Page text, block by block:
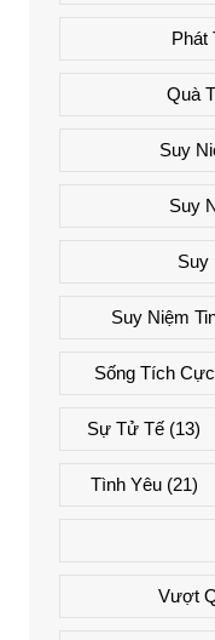
Phát
Quà
Suy
Suy
Suy
Suy Niệm
Sống Tích Cực
Sự Tử Tế (13)
Tình Yêu (21)
Vượt